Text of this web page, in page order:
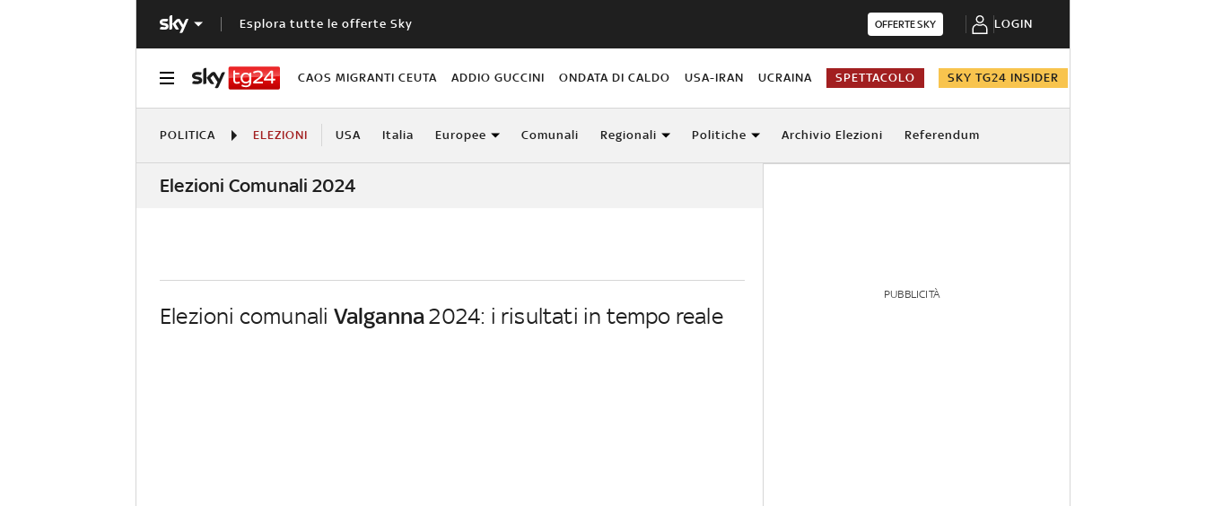
Esplora tutte le offerte Sky OFFERTE SKY LOGIN
CAOS MIGRANTI CEUTA ADDIO GUCCINI ONDATA DI CALDO USA-IRAN UCRAINA SPETTACOLO SKY TG24 INSIDER
POLITICA ELEZIONI USA Italia Europee Comunali Regionali Politiche Archivio Elezioni Referendum
Elezioni Comunali 2024
Elezioni comunali Valganna2024: i risultati in tempo reale
PUBBLICITÀ